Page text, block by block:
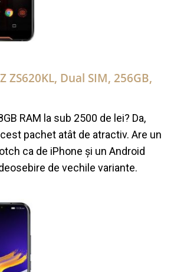
ZS620KL, Dual SIM, 256GB,
RAM la sub 2500 de lei? Da,
pachet atât de atractiv. Are un
ca de iPhone și un Android
de vechile variante.